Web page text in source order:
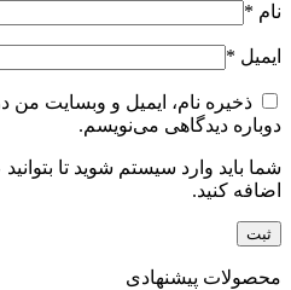
نام *
ایمیل *
ذخیره نام، ایمیل و وبسایت من
دوباره دیدگاهی می‌نویسم.
شما باید وارد سیستم شوید تا
اضافه کنید.
محصولات پیشنهادی